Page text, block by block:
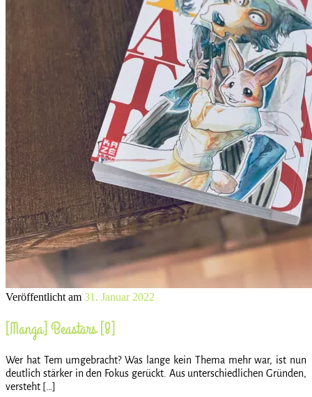
Veröffentlicht am 31. Januar 2022
[Manga] Beastars [8]
Wer hat Tem umgebracht? Was lange kein Thema mehr war, ist nun
deutlich stärker in den Fokus gerückt. Aus unterschiedlichen Gründen,
versteht […]